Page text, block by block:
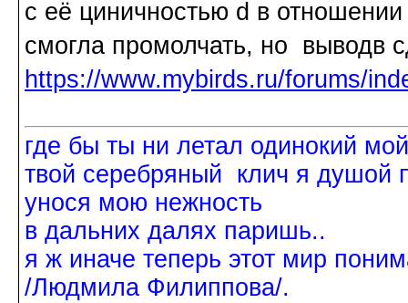
с её циничностью d в
смогла промолчать, но
https://www.mybirds.ru/forums/
где бы ты ни летал одинокий
твой серебряный клич я душой
унося мою нежность
в дальних далях паришь..
я ж иначе теперь этот мир
/Людмила Филиппова/.